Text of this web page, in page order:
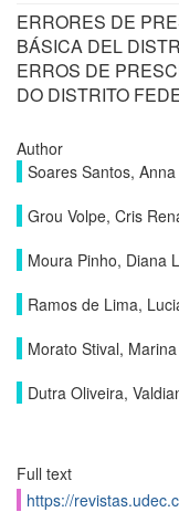
ERRORES DE
BÁSICA DEL
ERROS DE
DO DISTRITO
Author
Soares Santos,
Grou Volpe, Cris
Moura Pinho, Diana
Ramos de Lima,
Morato Stival, Marina
Dutra Oliveira,
Full text
https://